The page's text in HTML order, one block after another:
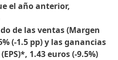
el año anterior,
de las ventas(Margen
(-1.5 pp) y las ganancias
(EPS)*, 1.43 euros(-9.5%)